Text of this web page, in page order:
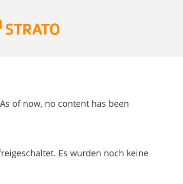
of now, no content has been
Es wurden noch keine